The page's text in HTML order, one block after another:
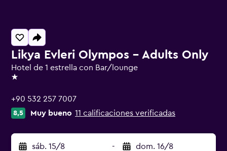
Likya Evleri Olympos - Adults Only
Hotel de 1 estrella con Bar/lounge
1 estrella
+90 532 257 7007
8,5 Muy bueno 11 calificaciones verificadas
sáb. 15/8 - dom. 16/8